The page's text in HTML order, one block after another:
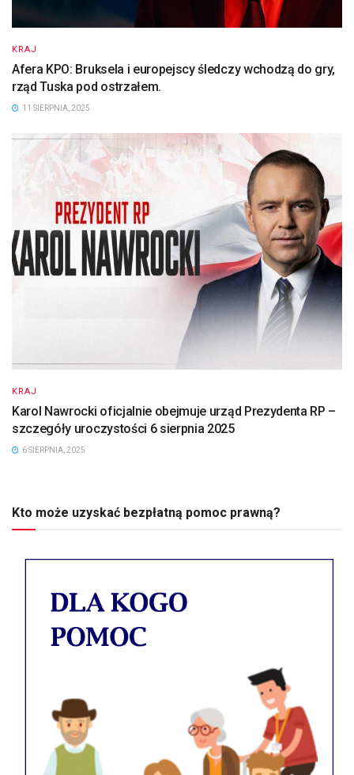
KRAJ
Afera KPO: Bruksela i europejscy śledczy wchodzą do gry,
rząd Tuska pod ostrzałem.
11 SIERPNIA, 2025
KRAJ
Karol Nawrocki oficjalnie obejmuje urząd Prezydenta RP –
szczegóły uroczystości 6 sierpnia 2025
6 SIERPNIA, 2025
Kto może uzyskać bezpłatną pomoc prawną?